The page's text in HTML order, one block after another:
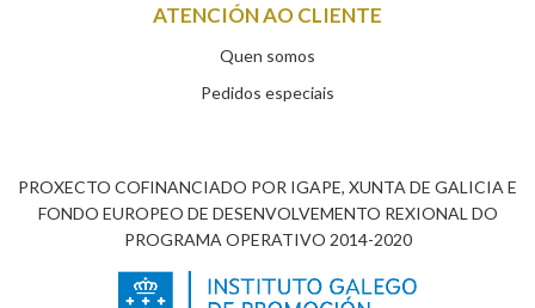
ATENCIÓN AO CLIENTE
Quen somos
Pedidos especiais
PROXECTO COFINANCIADO POR IGAPE, XUNTA DE GALICIA E
FONDO EUROPEO DE DESENVOLVEMENTO REXIONAL DO
PROGRAMA OPERATIVO 2014-2020